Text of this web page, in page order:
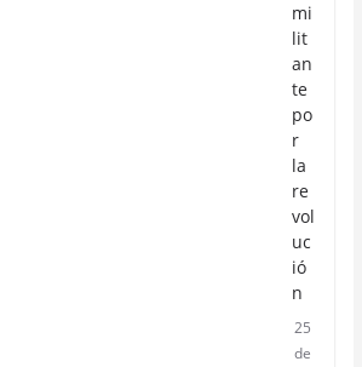
mi
lit
an
te
po
r
la
re
vol
uc
ió
n
25
de